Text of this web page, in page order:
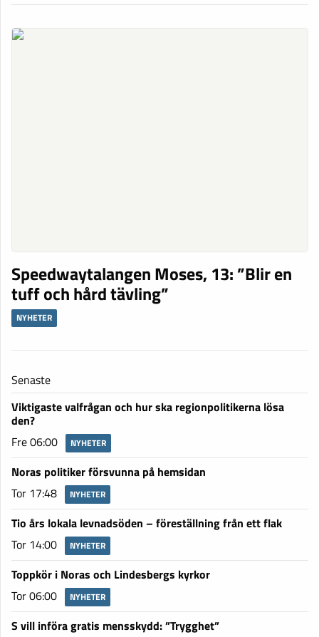
Speedwaytalangen Moses, 13: ”Blir en
tuff och hård tävling”
NYHETER
Senaste
Viktigaste valfrågan och hur ska regionpolitikerna lösa
den?
Fre 06:00
NYHETER
Noras politiker försvunna på hemsidan
Tor 17:48
NYHETER
Tio års lokala levnadsöden – föreställning från ett flak
Tor 14:00
NYHETER
Toppkör i Noras och Lindesbergs kyrkor
Tor 06:00
NYHETER
S vill införa gratis mensskydd: ”Trygghet”